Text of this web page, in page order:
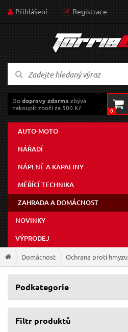
Přihlášení Registrace
Dodopravy zdarma zbývá
nakoupit zboží za 500 Kč
0
AUTO-MOTO
NÁŘADÍ
NÁPLNĚ A KAPALINY
MĚŘÍCÍ TECHNIKA
ZAHRADA A DOMÁCNOST
NOVINKY
VÝPRODEJ
Domácnost Ochrana proti hmyzu
Podkategorie
Filtr produktů